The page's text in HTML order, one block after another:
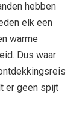
hebben
elk een
warme
Dus waar
er geen spijt